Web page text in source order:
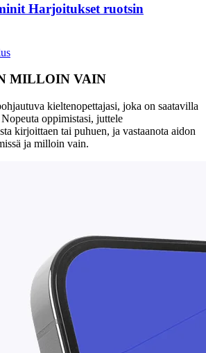
Harjoitukset ruotsin
MILLOIN VAIN
kieltenopettajasi, joka on saatavilla
oppimistasi, juttele
kirjoittaen tai puhuen, ja vastaanota aidon
ja milloin vain.